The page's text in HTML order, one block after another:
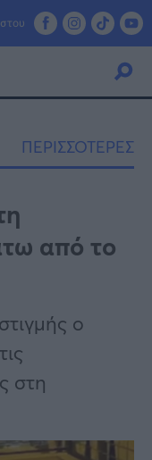
ΠΕΡΙΣΣΟΤΕΡΕΣ
από το
ο
στη